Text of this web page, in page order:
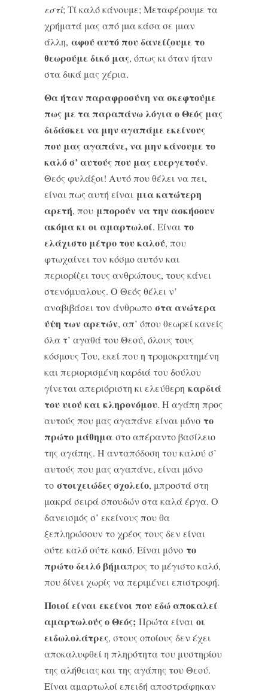
εστί; Τί καλό κάνουμε; Μεταφέρουμε τα
χρήματά μας από μια κάσα σε μιαν
άλλη, αφού αυτό που δανείζουμε το
θεωρούμε δικό μας, όπως κι όταν ήταν
στα δικά μας χέρια.
Θα ήταν παραφροσύνη να σκεφτούμε
πως με τα παραπάνω λόγια ο Θεός μας
διδάσκει να μην αγαπάμε εκείνους
που μας αγαπάνε, να μην κάνουμε το
καλό σ’ αυτούς που μας ευεργετούν.
Θεός φυλάξοι! Αυτό που θέλει να πει,
είναι πως αυτή είναι μια κατώτερη
αρετή, που μπορούν να την ασκήσουν
ακόμα κι οι αμαρτωλοί. Είναι το
ελάχιστο μέτρο του καλού, που
φτωχαίνει τον κόσμο αυτόν και
περιορίζει τους ανθρώπους, τους κάνει
στενόμυαλους. Ο Θεός θέλει ν’
αναβιβάσει τον άνθρωπο στα ανώτερα
ύψη των αρετών, απ’ όπου θεωρεί κανείς
όλα τ’ αγαθά του Θεού, όλους τους
κόσμους Του, εκεί που η τρομοκρατημένη
και περιορισμένη καρδιά του δούλου
γίνεται απεριόριστη κι ελεύθερη καρδιά
του υιού και κληρονόμου. Η αγάπη προς
αυτούς που μας αγαπάνε είναι μόνο το
πρώτο μάθημα στο απέραντο βασίλειο
της αγάπης. Η ανταπόδοση του καλού σ’
αυτούς που μας αγαπάνε, είναι μόνο
το στοιχειώδες σχολείο, μπροστά στη
μακρά σειρά σπουδών στα καλά έργα. Ο
δανεισμός σ’ εκείνους που θα
ξεπληρώσουν το χρέος τους δεν είναι
ούτε καλό ούτε κακό. Είναι μόνο το
πρώτο δειλό βήμαπρος το μέγιστο καλό,
που δίνει χωρίς να περιμένει επιστροφή.
Ποιοί είναι εκείνοι που εδώ αποκαλεί
αμαρτωλούς ο Θεός; Πρώτα είναι οι
ειδωλολάτρες, στους οποίους δεν έχει
αποκαλυφθεί η πληρότητα του μυστηρίου
της αλήθειας και της αγάπης του Θεού.
Είναι αμαρτωλοί επειδή αποστράφηκαν